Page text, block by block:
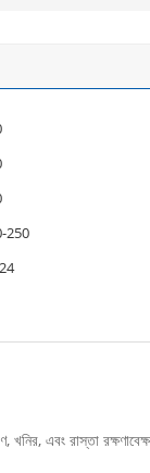
250
এবং রাস্তা